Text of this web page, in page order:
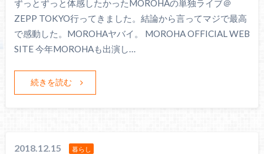
ずっとずっと体感したかったMOROHAの単独ライブ＠
ZEPP TOKYO行ってきました。結論から言ってマジで最高
で感動した。MOROHAヤバイ。 MOROHA OFFICIAL WEB
SITE 今年MOROHAも出演し…
続きを読む
2018.12.15 暮らし